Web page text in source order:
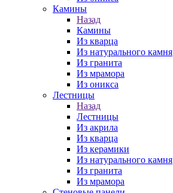
Камины
Назад
Камины
Из кварца
Из натурального камня
Из гранита
Из мрамора
Из оникса
Лестницы
Назад
Лестницы
Из акрила
Из кварца
Из керамики
Из натурального камня
Из гранита
Из мрамора